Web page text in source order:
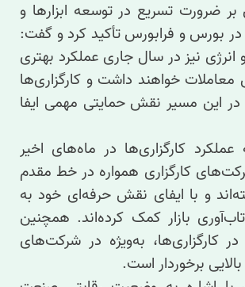
ضرورت تسریع در توسعه ابزارها و
بورس و فرابورس تأکید کرد و گفت:
نیز در سال جاری عملکرد بهتری
خواهند داشت و کارگزاری‌ها
این مسیر نقش حمایتی مهمی ایفا
کارگزاری‌ها در ماه‌های اخیر
کارگزاری همواره در خط مقدم
و با ایفای نقش حرفه‌ای خود به
بازار کمک کرده‌اند. همچنین
کارگزاری‌ها، به‌ویژه در شرکت‌های
برخوردار است.